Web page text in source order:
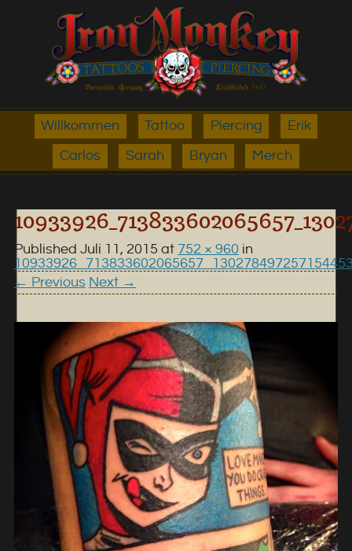
Willkommen Tattoo Piercing Erik
Carlos Sarah Bryan Merch
Published Juli 11, 2015 at 752 × 960 in
← Previous Next →